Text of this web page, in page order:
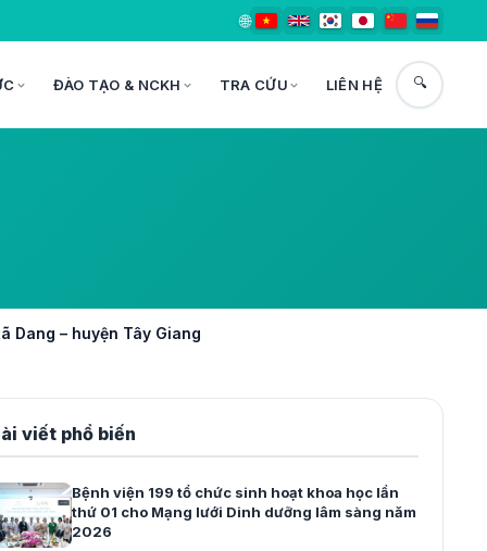
🌐
ĐÀO TẠO & NCKH TRA CỨU LIÊN HỆ 🔍
Dang – huyện Tây Giang
viết phổ biến
Bệnh viện 199 tổ chức sinh hoạt khoa học lần
thứ 01 cho Mạng lưới Dinh dưỡng lâm sàng năm
2026